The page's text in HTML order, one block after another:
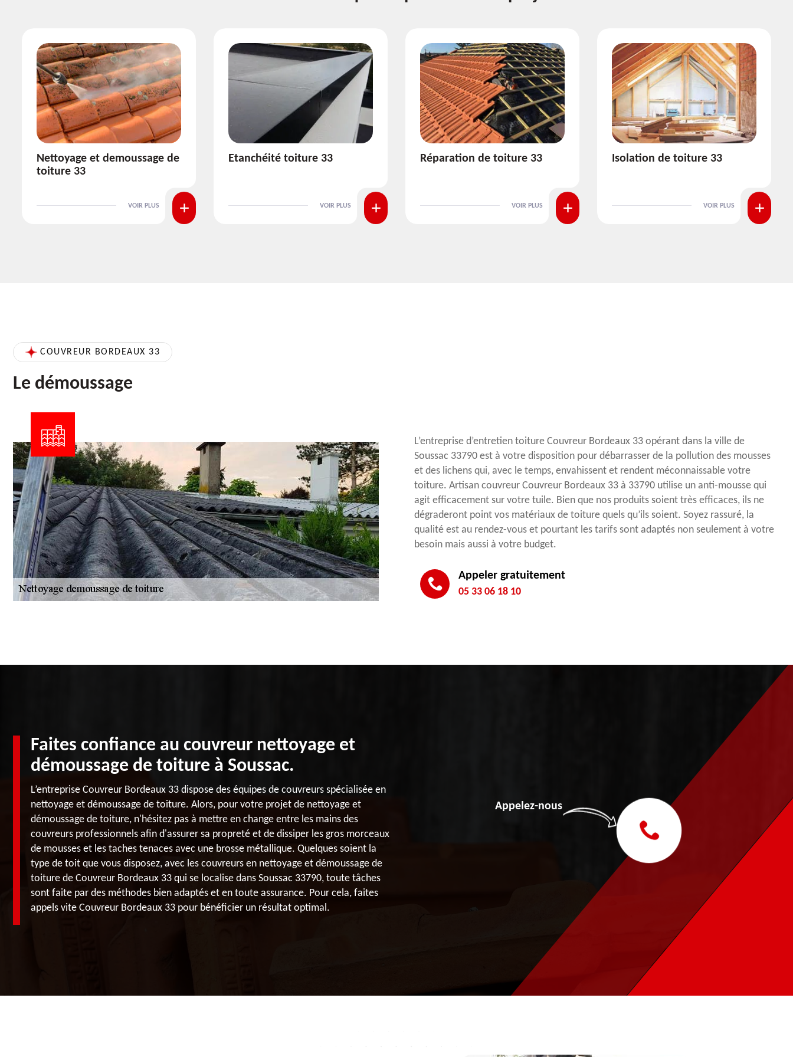
Etanchéité toiture 33
VOIR PLUS
Réparation de toiture 33
VOIR PLUS
Isolation de toiture 33
VOIR PLUS
Pose et nettoyage de
VOIR PLUS
COUVREUR BORDEAUX 33
Le démoussage
L’entreprise d’entretien toiture Couvreur Bordeaux 33 opérant dans la ville de
Soussac 33790 est à votre disposition pour débarrasser de la pollution des mousses
et des lichens qui, avec le temps, envahissent et rendent méconnaissable votre
toiture. Artisan couvreur Couvreur Bordeaux 33 à 33790 utilise un anti-mousse qui
agit efficacement sur votre tuile. Bien que nos produits soient très efficaces, ils ne
dégraderont point vos matériaux de toiture quels qu’ils soient. Soyez rassuré, la
qualité est au rendez-vous et pourtant les tarifs sont adaptés non seulement à votre
besoin mais aussi à votre budget.
Appeler gratuitement
05 33 06 18 10
Faites confiance au couvreur nettoyage et
démoussage de toiture à Soussac.
L’entreprise Couvreur Bordeaux 33 dispose des équipes de couvreurs spécialisée en
nettoyage et démoussage de toiture. Alors, pour votre projet de nettoyage et
démoussage de toiture, n'hésitez pas à mettre en change entre les mains des
couvreurs professionnels afin d'assurer sa propreté et de dissiper les gros morceaux
de mousses et les taches tenaces avec une brosse métallique. Quelques soient la
type de toit que vous disposez, avec les couvreurs en nettoyage et démoussage de
toiture de Couvreur Bordeaux 33 qui se localise dans Soussac 33790, toute tâches
sont faite par des méthodes bien adaptés et en toute assurance. Pour cela, faites
appels vite Couvreur Bordeaux 33 pour bénéficier un résultat optimal.
Appelez-nous